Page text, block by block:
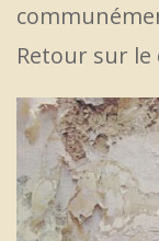
Retour sur